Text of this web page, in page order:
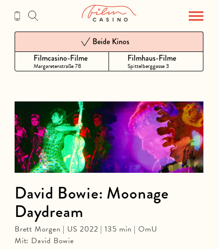
Inhalt
Filmcasino-Filme
Margaretenstraße 78
Beide Kinos
Filmhaus-Filme
Spittelberggasse 3
David Bowie: Moonage
Daydream
Brett Morgen | US 2022 | 135 min | OmU
Mit: David Bowie